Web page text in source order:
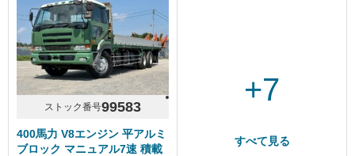
ストック番号99583
400馬力 V8エンジン 平アルミ
ブロック マニュアル7速 積載
+7
すべて見る